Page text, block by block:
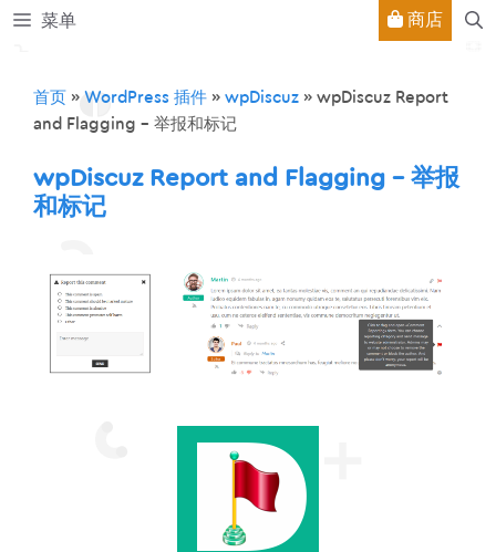
跳
菜单 商店
首页 » WordPress 插件 » wpDiscuz » wpDiscuz Report
and Flagging – 举报和标记
wpDiscuz Report and Flagging – 举报
和标记